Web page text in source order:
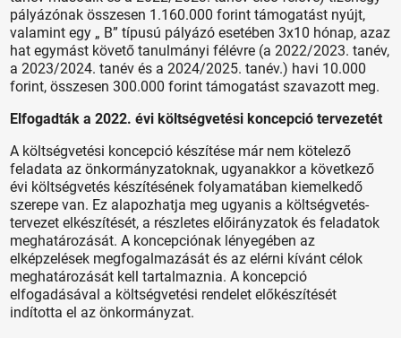
pályázónak összesen 1.160.000 forint támogatást nyújt,
valamint egy „ B” típusú pályázó esetében 3x10 hónap, azaz
hat egymást követő tanulmányi félévre (a 2022/2023. tanév,
a 2023/2024. tanév és a 2024/2025. tanév.) havi 10.000
forint, összesen 300.000 forint támogatást szavazott meg.
Elfogadták a 2022. évi költségvetési koncepció tervezetét
A költségvetési koncepció készítése már nem kötelező
feladata az önkormányzatoknak, ugyanakkor a következő
évi költségvetés készítésének folyamatában kiemelkedő
szerepe van. Ez alapozhatja meg ugyanis a költségvetés-
tervezet elkészítését, a részletes előirányzatok és feladatok
meghatározását. A koncepciónak lényegében az
elképzelések megfogalmazását és az elérni kívánt célok
meghatározását kell tartalmaznia. A koncepció
elfogadásával a költségvetési rendelet előkészítését
indította el az önkormányzat.